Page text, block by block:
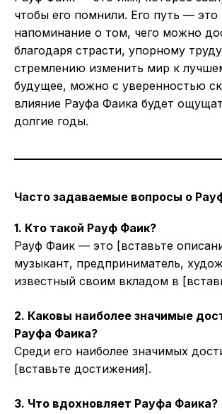
чтобы его помнили. Его путь —
напоминание о том, чего можно
благодаря страсти, упорному
стремлению изменить мир к
будущее, можно с уверенностью
влияние Рауфа Фаика будет
долгие годы.
Часто задаваемые вопросы о
1. Кто такой Рауф Фаик?
Рауф Фаик — это [вставьте
музыкант, предприниматель,
известный своим вкладом в
2. Каковы наиболее значимые
Рауфа Фаика?
Среди его наиболее значимых
[вставьте достижения].
3. Что вдохновляет Рауфа Фаика?